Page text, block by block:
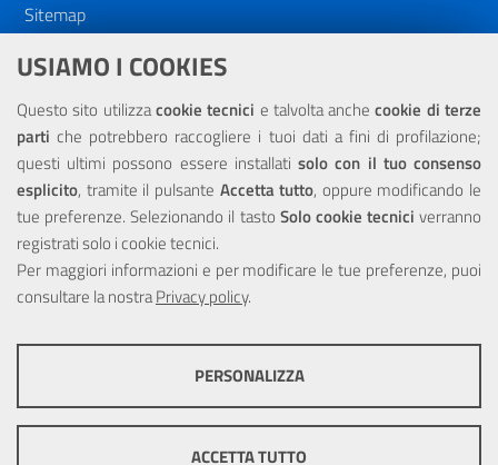
USIAMO I COOKIES
Questo sito utilizzacookie tecnici e talvolta anchecookie di terze
parti che potrebbero raccogliere i tuoi dati a fini di profilazione;
questi ultimi possono essere installatisolo con il tuo consenso
esplicito, tramite il pulsante Accetta tutto, oppure modificando le
tue preferenze. Selezionando il tasto Solo cookie tecnici verranno
registrati solo i cookie tecnici.
Per maggiori informazioni e per modificare le tue preferenze, puoi
consultare la nostraPrivacy policy.
PERSONALIZZA
ACCETTA TUTTO
Sitemap
Dichiarazione di accessibilità
NOTE LEGALI
Privacy
Portale realizzato con la partecipazione finanziaria dell'Unione
Europea tramite i fondi del POR Sicilia 2000/2006 Misura 6.05 -